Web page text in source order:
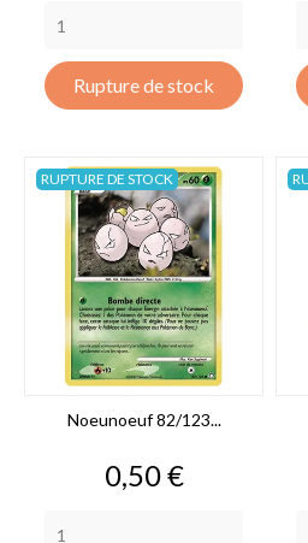
Rupture de stock
Noeunoeuf 82/123...
Prix
0,50 €
RUPTURE DE STOCK